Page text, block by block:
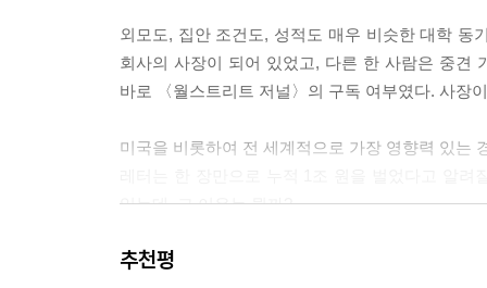
외모도, 집안 조건도, 성적도 매우 비슷한 대학 동
회사의 사장이 되어 있었고, 다른 한 사람은 중견
바로 〈월스트리트 저널〉의 구독 여부였다. 사장
미국을 비롯하여 전 세계적으로 가장 영향력 있는
있는데, 그 이유는 뭘까?
그것은 바로 두 사람의 인생을 비교해서 결정적
추천평